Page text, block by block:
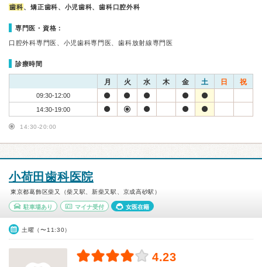
歯科、矯正歯科、小児歯科、歯科口腔外科
専門医・資格：
口腔外科専門医、小児歯科専門医、歯科放射線専門医
診療時間
月 火 水 木 金 土 日 祝
09:30-12:00
14:30-19:00
14:30-20:00
小荷田歯科医院
東京都葛飾区柴又（柴又駅、新柴又駅、京成高砂駅）
駐車場あり マイナ受付 女医在籍
土曜（〜11:30）
4.23